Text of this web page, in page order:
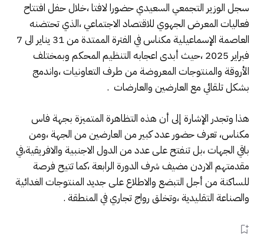
سجل الوزير التجمعي السعيدي حضورا لافتا ،خلال حفل افتتاح
فعاليات المعرض الجهوي للاقتصاد الاجتماعي ،الذي تحتضنه
العاصمة الإسماعيلية مكناس في الفترة الممتدة من 31 يناير الى 7
فبراير 2025 ،حيث أبدى اعجابه التنظيم المحكم وبمختلف
الأروقة والمنتوجات المعروضة من طرف التعاونيات ،واندمج
بشكل تلقائي مع العارضين والعارضات .
هذا وتجدر الإشارة إلى أن هذه التظاهرة المتميزة بجهة فاس
مكناس، تعرف حضور عدد كبير من العارضين من الجهة ،ومن
باقي الجهات ،بل تنفتح على عدد من الدول الاجنبية والافريقية،في
مقدمتهم الاردن مضيف شرف الدورة الرابعة ،كما تتيح فرصة
للساكنة من أجل التبضع والاطلاع على جديد المنتوجات الغدائية
والصناعة التقليدية ،وتخلق رواج تجاري في المنطقة .